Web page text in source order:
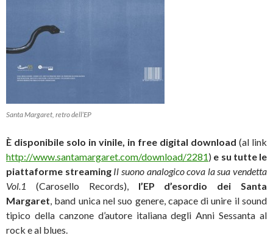
Santa Margaret, retro dell’EP
È disponibile solo in vinile, in free digital download (al link
http://www.santamargaret.com/download/2281) e su tutte le
piattaforme streaming Il suono analogico cova la sua vendetta
Vol.1
(Carosello Records), l’EP d’esordio dei Santa
Margaret, band unica nel suo genere, capace di unire il sound
tipico della canzone d’autore italiana degli Anni Sessanta al
rock e al blues.